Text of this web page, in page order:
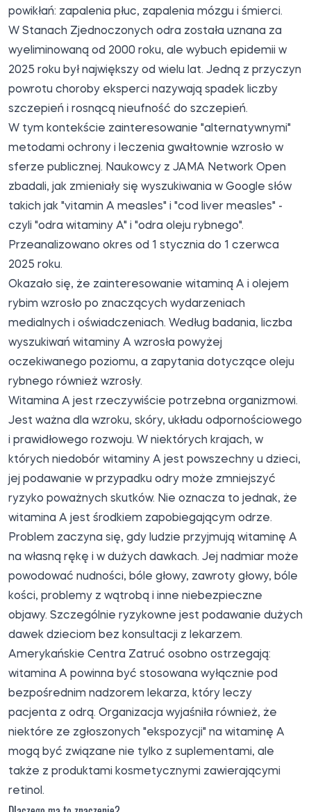
powikłań: zapalenia płuc, zapalenia mózgu i śmierci.
W Stanach Zjednoczonych odra została uznana za
wyeliminowaną od 2000 roku, ale wybuch epidemii w
2025 roku był największy od wielu lat. Jedną z przyczyn
powrotu choroby eksperci nazywają spadek liczby
szczepień i rosnącą nieufność do szczepień.
W tym kontekście zainteresowanie "alternatywnymi"
metodami ochrony i leczenia gwałtownie wzrosło w
sferze publicznej. Naukowcy z JAMA Network Open
zbadali, jak zmieniały się wyszukiwania w Google słów
takich jak "vitamin A measles" i "cod liver measles" -
czyli "odra witaminy A" i "odra oleju rybnego".
Przeanalizowano okres od 1 stycznia do 1 czerwca
2025 roku.
Okazało się, że zainteresowanie witaminą A i olejem
rybim wzrosło po znaczących wydarzeniach
medialnych i oświadczeniach. Według badania, liczba
wyszukiwań witaminy A wzrosła powyżej
oczekiwanego poziomu, a zapytania dotyczące oleju
rybnego również wzrosły.
Witamina A jest rzeczywiście potrzebna organizmowi.
Jest ważna dla wzroku, skóry, układu odpornościowego
i prawidłowego rozwoju. W niektórych krajach, w
których niedobór witaminy A jest powszechny u dzieci,
jej podawanie w przypadku odry może zmniejszyć
ryzyko poważnych skutków. Nie oznacza to jednak, że
witamina A jest środkiem zapobiegającym odrze.
Problem zaczyna się, gdy ludzie przyjmują witaminę A
na własną rękę i w dużych dawkach. Jej nadmiar może
powodować nudności, bóle głowy, zawroty głowy, bóle
kości, problemy z wątrobą i inne niebezpieczne
objawy. Szczególnie ryzykowne jest podawanie dużych
dawek dzieciom bez konsultacji z lekarzem.
Amerykańskie Centra Zatruć osobno ostrzegają:
witamina A powinna być stosowana wyłącznie pod
bezpośrednim nadzorem lekarza, który leczy
pacjenta z odrą. Organizacja wyjaśniła również, że
niektóre ze zgłoszonych "ekspozycji" na witaminę A
mogą być związane nie tylko z suplementami, ale
także z produktami kosmetycznymi zawierającymi
retinol.